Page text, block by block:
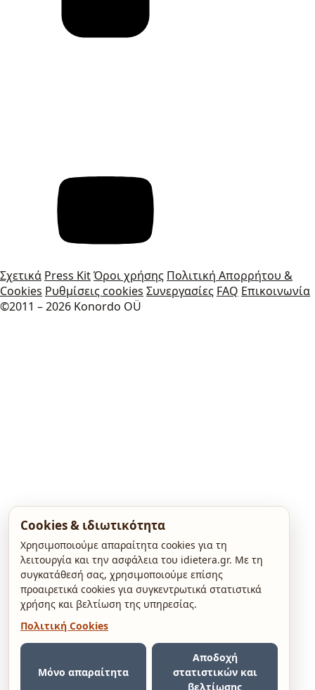
Σχετικά Press KitΌροι χρήσης Πολιτική Απορρήτου &
Cookies Ρυθμίσεις cookies Συνεργασίες FAQ Επικοινωνία
©2011 – 2026 Konordo OÜ
Cookies & ιδιωτικότητα
Χρησιμοποιούμε απαραίτητα cookies για τη
λειτουργία και την ασφάλεια του idietera.gr. Με τη
συγκατάθεσή σας, χρησιμοποιούμε επίσης
προαιρετικά cookies για συγκεντρωτικά στατιστικά
χρήσης και βελτίωση της υπηρεσίας.
Πολιτική Cookies
Μόνο απαραίτητα
Αποδοχή
στατιστικών και
βελτίωσης